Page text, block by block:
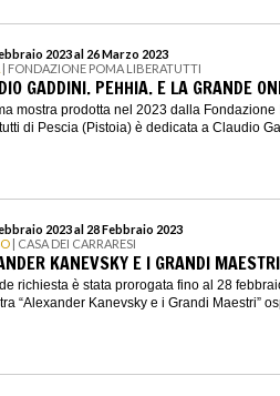
2023 al 26 Marzo 2023
| FONDAZIONE POMA LIBERATUTTI
GADDINI. PEHHIA. E LA GRANDE
mostra prodotta nel 2023 dalla Fondazione
di Pescia (Pistoia) è dedicata a Claudio
2023 al 28 Febbraio 2023
| CASA DEI CARRARESI
KANEVSKY E I GRANDI MAESTRI
richiesta è stata prorogata fino al 28
“Alexander Kanevsky e i Grandi Maestri”